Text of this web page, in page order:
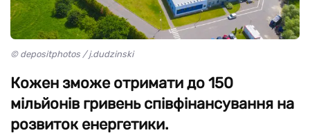
© depositphotos / j.dudzinski
Кожен зможе отримати до 150
мільйонів гривень співфінансування на
розвиток енергетики.